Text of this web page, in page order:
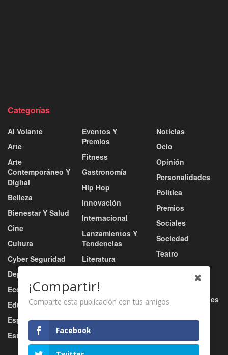
Categorías
Al Volante
Arte
Arte
Contemporáneo Y
Digital
Belleza
Bienestar Y Salud
Cine
Cultura
Cyber Seguridad
Deportes
Economía
Educación
Esports
Estilo De Vida
Eventos Y
Premios
Fitness
Gastronomía
Hip Hop
Innovación
Internacional
Lanzamientos Y
Tendencias
Literatura
Música
Música Urbana
Nacional
Negocio
Noticias
Ocio
Opinión
Personalidades
Política
Premios
Sociales
Sociedad
Teatro
Tecnología
Tv / Radio / Redes
¡Compartir!
Comparte esta publicación con tus amigos
Facebook